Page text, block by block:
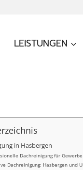
LEISTUNGEN
in Hasbergen
Dachreinigung für
Dachreinigung: Hasbergen und